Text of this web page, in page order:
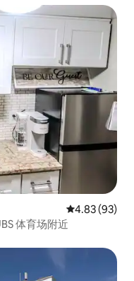
平均评分
4.83 (93)
体育场附近